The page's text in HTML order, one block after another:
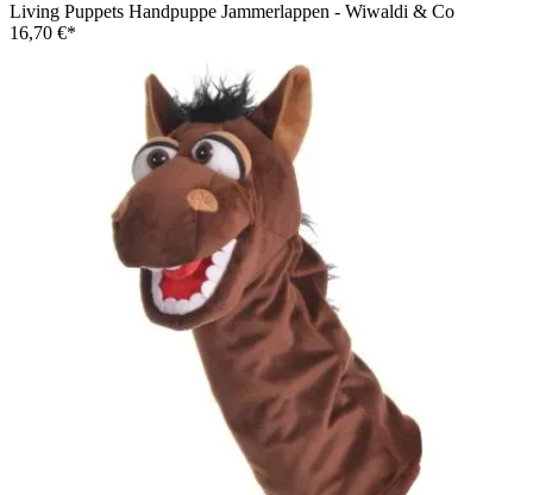
Living Puppets Handpuppe Jammerlappen - Wiwaldi & Co
16,70 €*